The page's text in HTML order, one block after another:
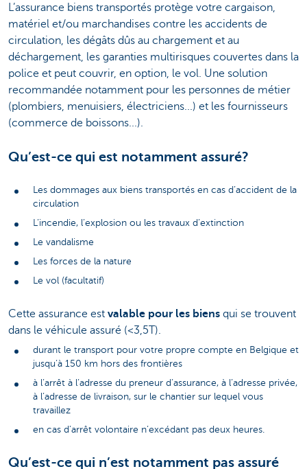
L’assurance biens transportés protège votre cargaison,
matériel et/ou marchandises contre les accidents de
circulation, les dégâts dûs au chargement et au
déchargement, les garanties multirisques couvertes dans la
police et peut couvrir, en option, le vol. Une solution
recommandée notamment pour les personnes de métier
(plombiers, menuisiers, électriciens...) et les fournisseurs
(commerce de boissons...).
Qu’est-ce qui est notamment assuré?
Les dommages aux biens transportés en cas d’accident de la
circulation
L’incendie, l’explosion ou les travaux d’extinction
Le vandalisme
Les forces de la nature
Le vol (facultatif)
Cette assurance est valable pour les biens qui se trouvent
dans le véhicule assuré (<3,5T).
durant le transport pour votre propre compte en Belgique et
jusqu’à 150 km hors des frontières
à l’arrêt à l’adresse du preneur d’assurance, à l’adresse privée,
à l’adresse de livraison, sur le chantier sur lequel vous
travaillez
en cas d’arrêt volontaire n’excédant pas deux heures.
Qu’est-ce qui n’est notamment pas assuré